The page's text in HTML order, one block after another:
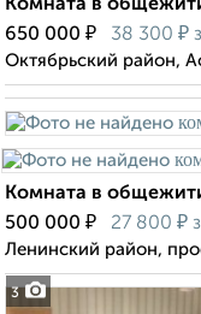
Комната в
650 000 ₽ 38 300 ₽
Октябрьский район,
3
Комната в
500 000 ₽ 27 800 ₽
Ленинский район,